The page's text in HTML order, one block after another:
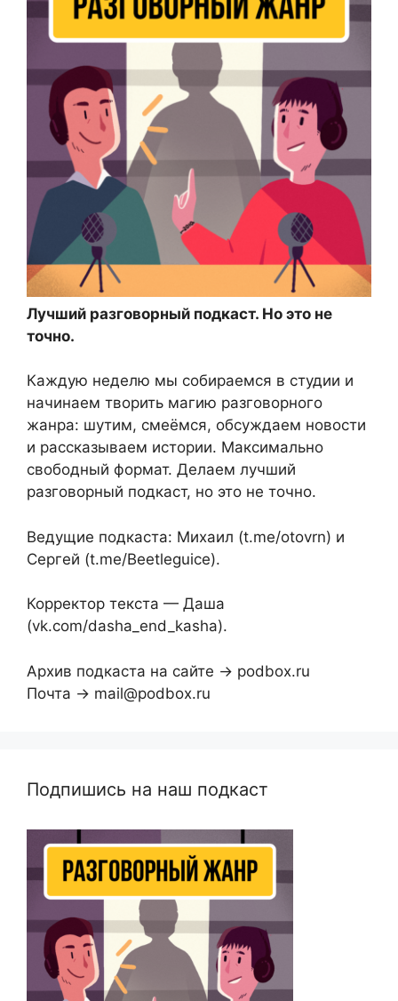
Лучший разговорный подкаст. Но это не
точно.
Каждую неделю мы собираемся в студии и
начинаем творить магию разговорного
жанра: шутим, смеёмся, обсуждаем новости
и рассказываем истории. Максимально
свободный формат. Делаем лучший
разговорный подкаст, но это не точно.
Ведущие подкаста: Михаил (t.me/otovrn) и
Сергей (t.me/Beetleguice).
Корректор текста — Даша
(vk.com/dasha_end_kasha).
Архив подкаста на сайте → podbox.ru
Почта → mail@podbox.ru
Подпишись на наш подкаст